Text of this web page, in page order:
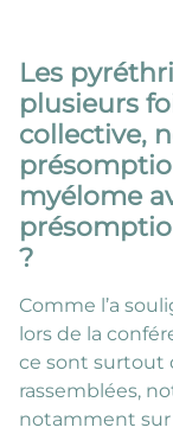
Les
plusieurs
collective,
myélome
?
Comme l’a
lors de la
ce sont surtout
rassemblées,
notamment sur